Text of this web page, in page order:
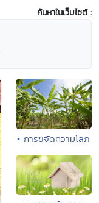
ค้นหาในเว็บไซต์ :
• การขจัดความโลภ